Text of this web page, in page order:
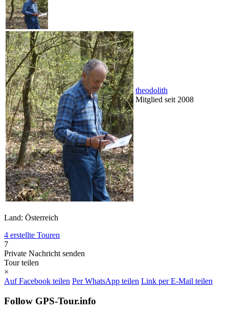
theodolith
Mitglied seit 2008
Land: Österreich
4 erstellte Touren
7
Private Nachricht senden
Tour teilen
×
Auf Facebook teilen Per WhatsApp teilen Link per E-Mail teilen
Follow GPS-Tour.info